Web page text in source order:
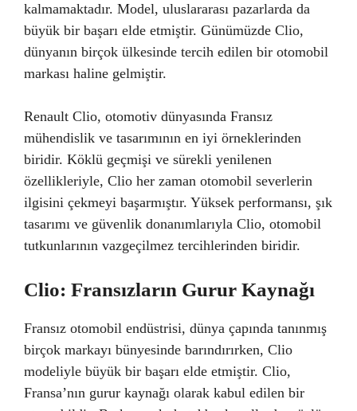
kalmamaktadır. Model, uluslararası pazarlarda da
büyük bir başarı elde etmiştir. Günümüzde Clio,
dünyanın birçok ülkesinde tercih edilen bir otomobil
markası haline gelmiştir.
Renault Clio, otomotiv dünyasında Fransız
mühendislik ve tasarımının en iyi örneklerinden
biridir. Köklü geçmişi ve sürekli yenilenen
özellikleriyle, Clio her zaman otomobil severlerin
ilgisini çekmeyi başarmıştır. Yüksek performansı, şık
tasarımı ve güvenlik donanımlarıyla Clio, otomobil
tutkunlarının vazgeçilmez tercihlerinden biridir.
Clio: Fransızların Gurur Kaynağı
Fransız otomobil endüstrisi, dünya çapında tanınmış
birçok markayı bünyesinde barındırırken, Clio
modeliyle büyük bir başarı elde etmiştir. Clio,
Fransa’nın gurur kaynağı olarak kabul edilen bir